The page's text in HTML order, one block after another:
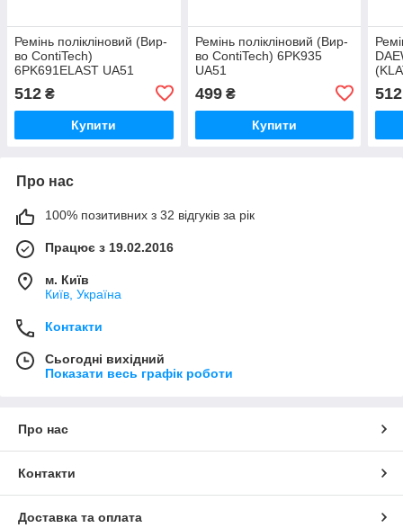
Ремінь полікліновий (Вир-
во ContiTech)
6PK691ELAST UA51
512 ₴
Купити
Ремінь полікліновий (Вир-
во ContiTech) 6PK935
UA51
499₴
Купити
512
Про нас
100% позитивних з 32 відгуків за рік
Працює з 19.02.2016
м. Київ
Київ, Україна
Контакти
Сьогодні вихідний
Показати весь графік роботи
Про нас
Контакти
Доставка та оплата